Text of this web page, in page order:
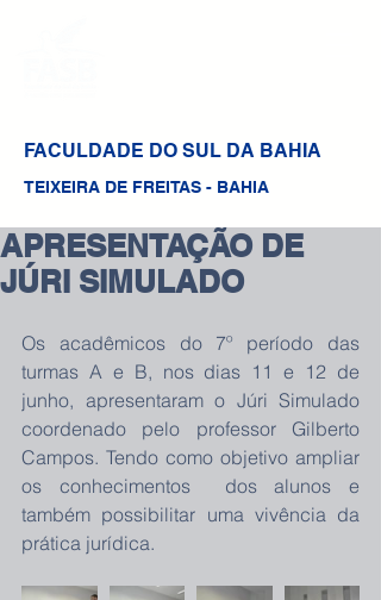
FACULDADE DO SUL DA BAHIA
TEIXEIRA DE FREITAS - BAHIA
APRESENTAÇÃO DE
JÚRI SIMULADO
Os acadêmicos do 7º período das
turmas A e B, nos dias 11 e 12 de
junho, apresentaram o Júri Simulado
coordenado pelo professor Gilberto
Campos. Tendo como objetivo ampliar
os conhecimentos  dos alunos e
também possibilitar uma vivência da
prática jurídica.